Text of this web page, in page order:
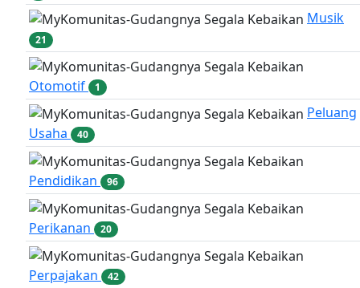
Musik
21
Otomotif 1
Peluang
Usaha
40
Pendidikan 96
Perikanan 20
Perpajakan 42